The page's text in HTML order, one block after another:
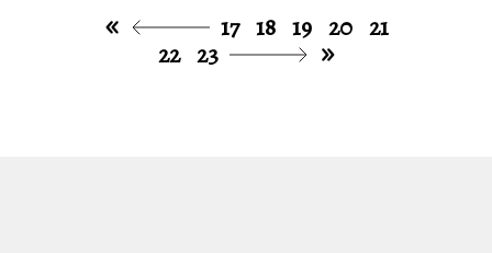
17 18 19 20 21
22 23